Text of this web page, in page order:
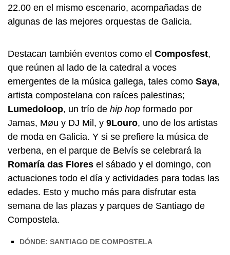
22.00 en el mismo escenario, acompañadas de
algunas de las mejores orquestas de Galicia.
Destacan también eventos como el Composfest,
que reúnen al lado de la catedral a voces
emergentes de la música gallega, tales como Saya,
artista compostelana con raíces palestinas;
Lumedoloop, un trío de hip hop formado por
Jamas, Møu y DJ Mil, y 9Louro, uno de los artistas
de moda en Galicia. Y si se prefiere la música de
verbena, en el parque de Belvís se celebrará la
Romaría das Flores el sábado y el domingo, con
actuaciones todo el día y actividades para todas las
edades. Esto y mucho más para disfrutar esta
semana de las plazas y parques de Santiago de
Compostela.
DÓNDE: SANTIAGO DE COMPOSTELA